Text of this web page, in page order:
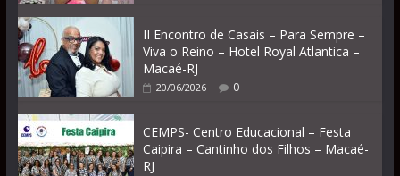
II Encontro de Casais – Para Sempre –
Viva o Reino – Hotel Royal Atlantica –
Macaé-RJ
20/06/2026 0
CEMPS- Centro Educacional – Festa
Caipira – Cantinho dos Filhos – Macaé-
RJ